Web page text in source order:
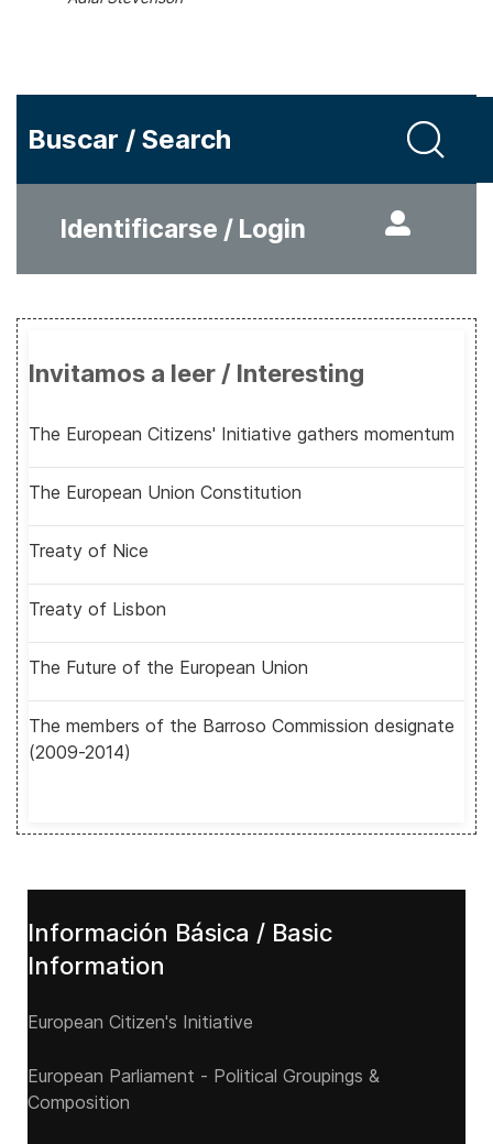
Buscar / Search
Identificarse / Login
Invitamos a leer / Interesting
The European Citizens' Initiative gathers momentum
The European Union Constitution
Treaty of Nice
Treaty of Lisbon
The Future of the European Union
The members of the Barroso Commission designate
(2009-2014)
Información Básica / Basic
Information
European Citizen's Initiative
European Parliament - Political Groupings &
Composition